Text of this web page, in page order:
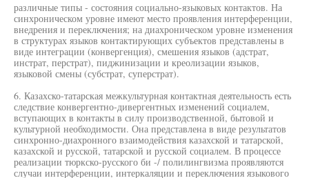
различные типы - состояния социально-языковых контактов. На
синхроническом уровне имеют место проявления интерференции,
внедрения и переключения; на диахроническом уровне изменения
в структурах языков контактирующих субъектов представлены в
виде интеграции (конвергенция), смешения языков (адстрат,
инстрат, перстрат), пиджинизации и креолизации языков,
языковой смены (субстрат, суперстрат).
6. Казахско-татарская межкультурная контактная деятельность есть
следствие конвергентно-дивергентных изменений социалем,
вступающих в контакты в силу производственной, бытовой и
культурной необходимости. Она представлена в виде результатов
синхронно-диахронного взаимодействия казахской и татарской,
казахской и русской, татарской и русской социалем. В процессе
реализации тюркско-русского би -/ полилингвизма проявляются
случаи интерференции, интеркаляции и переключения языкового